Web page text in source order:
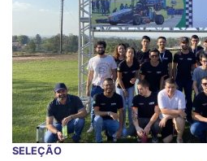
SELEÇÃO